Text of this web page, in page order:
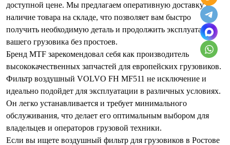
доступной цене. Мы предлагаем оперативную доставку и
наличие товара на складе, что позволяет вам быстро
получить необходимую деталь и продолжить эксплуатацию
вашего грузовика без простоев.
Бренд MTF зарекомендовал себя как производитель
высококачественных запчастей для европейских грузовиков.
Фильтр воздушный VOLVO FH MF511 не исключение и
идеально подойдет для эксплуатации в различных условиях.
Он легко устанавливается и требует минимального
обслуживания, что делает его оптимальным выбором для
владельцев и операторов грузовой техники.
Если вы ищете воздушный фильтр для грузовиков в Ростове